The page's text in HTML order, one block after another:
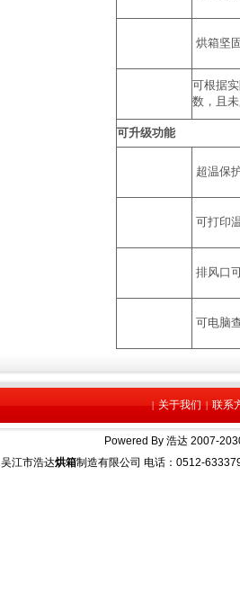
烘箱坚
可根据
数，且
可升级功能
超温保
可打印
排风口
可电脑
|关于我们 |联系
Powered By 浩达 2007-
吴江市浩达烘箱制造有限公司 电话：0512-